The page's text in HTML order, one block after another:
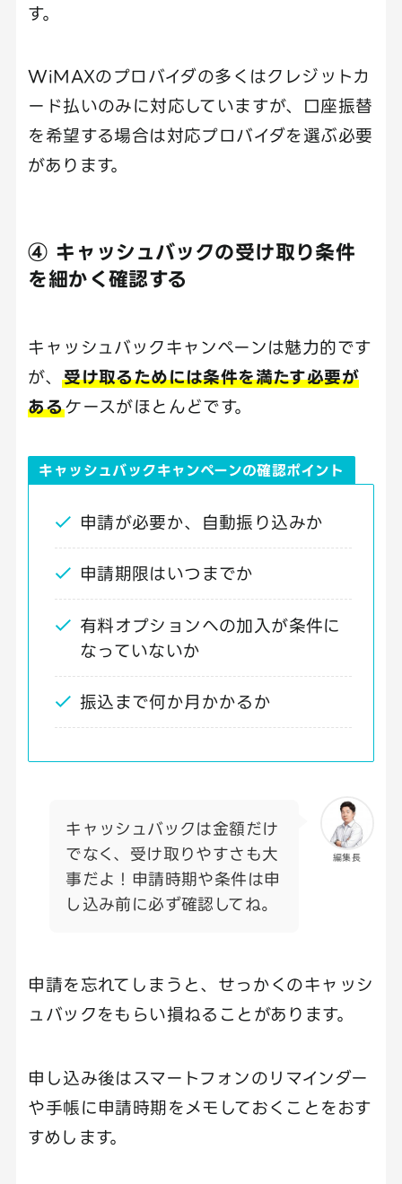
す。
WiMAXのプロバイダの多くはクレジットカ
ード払いのみに対応していますが、口座振替
を希望する場合は対応プロバイダを選ぶ必要
があります。
④ キャッシュバックの受け取り条件
を細かく確認する
キャッシュバックキャンペーンは魅力的です
が、受け取るためには条件を満たす必要が
あるケースがほとんどです。
キャッシュバックキャンペーンの確認ポイント
申請が必要か、自動振り込みか
申請期限はいつまでか
有料オプションへの加入が条件に
なっていないか
振込まで何か月かかるか
編集長
キャッシュバックは金額だけ
でなく、受け取りやすさも大
事だよ！申請時期や条件は申
し込み前に必ず確認してね。
申請を忘れてしまうと、せっかくのキャッシ
ュバックをもらい損ねることがあります。
申し込み後はスマートフォンのリマインダー
や手帳に申請時期をメモしておくことをおす
すめします。